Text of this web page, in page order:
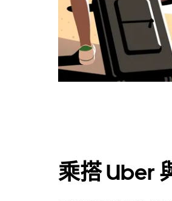
曆。
乘搭 Uber